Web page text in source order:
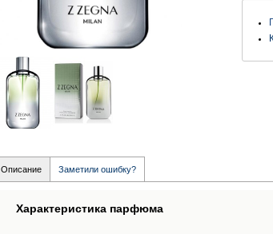
Описание Заметили ошибку?
Характеристика парфюма